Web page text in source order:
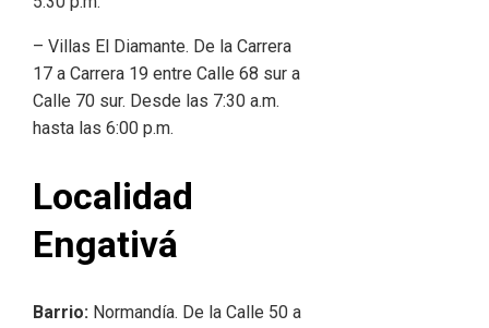
– Villas El Diamante. De la Carrera
17 a Carrera 19 entre Calle 68 sur a
Calle 70 sur. Desde las 7:30 a.m.
hasta las 6:00 p.m.
Localidad
Engativá
Barrio:Normandía. De la Calle 50 a